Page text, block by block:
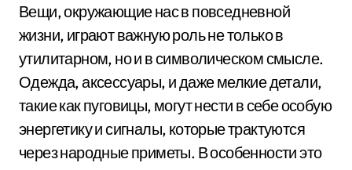
Вещи, окружающие нас в повседневной
жизни, играют важную роль не только в
утилитарном, но и в символическом смысле.
Одежда, аксессуары, и даже мелкие детали,
такие как пуговицы, могут нести в себе особую
энергетику и сигналы, которые трактуются
через народные приметы. В особенности это